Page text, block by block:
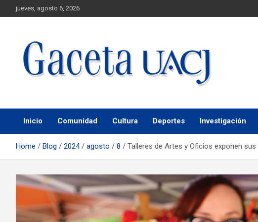
jueves, agosto 6, 2026
Gaceta UACJ
Inicio Comunidad Cultura Deportes Investigación
Home Blog 2024 agosto 8 Talleres de Artes y Oficios exponen